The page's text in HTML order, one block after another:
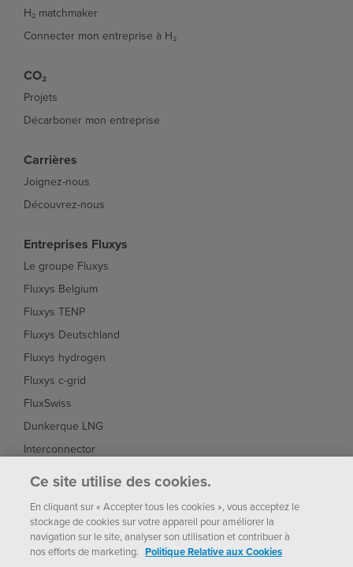
H₂ matchmaker
Connecter mon entreprise à H₂
CO₂
Projets
Décarboner mon entreprise
Carrières
Joignez-nous
Découvrez-nous
Entreprises Fluxys
Le groupe Fluxys
Fluxys Belgium
Fluxys TENP
Fluxys Deutschland
Fluxys hydrogen
Fluxys c-grid
FluxSwiss
Dunkerque LNG
Interconnector
Fluxys Brasil
Fluxys Paramètres des Notice Politique de
Ce site utilise des cookies.
En cliquant sur « Accepter tous les cookies », vous acceptez le
stockage de cookies sur votre appareil pour améliorer la
navigation sur le site, analyser son utilisation et contribuer à
nos efforts de marketing. Politique Relative aux Cookies